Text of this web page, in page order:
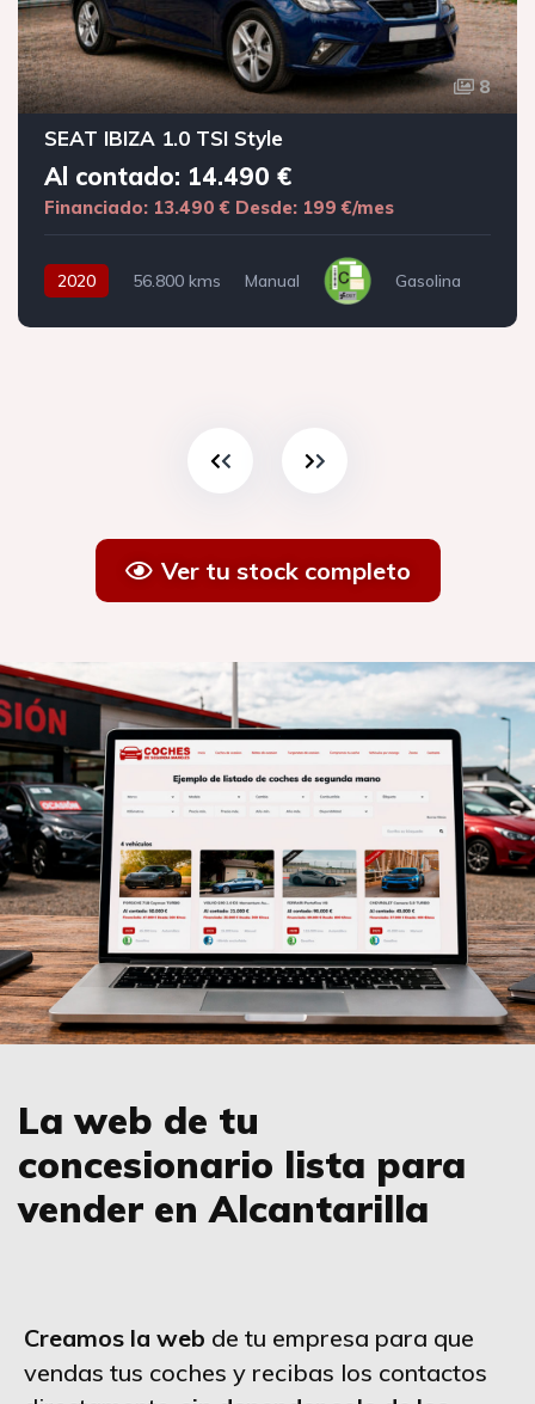
8
SEAT IBIZA 1.0 TSI Style
Al contado: 14.490 €
Financiado: 13.490 € Desde: 199 €/mes
2020 56.800 kms Manual Gasolina
Ver tu stock completo
La web de tu
concesionario lista para
vender en Alcantarilla
Creamos la web de tu empresa para que
vendas tus coches y recibas los contactos